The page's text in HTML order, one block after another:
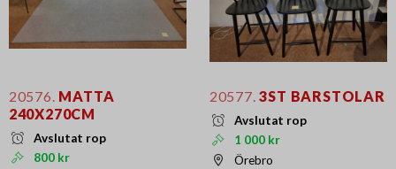
20576. MATTA
240X270CM
Avslutat rop
800 kr
20577. 3ST BARSTOLAR
Avslutat rop
1 000 kr
Örebro